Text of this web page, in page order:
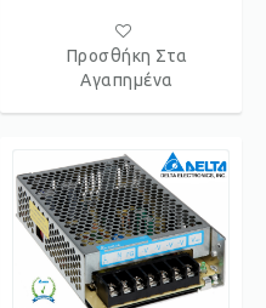
Προσθήκη Στα
Αγαπημένα